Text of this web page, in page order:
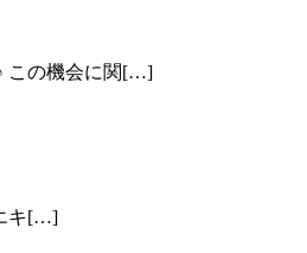
この機会に関[…]
キ[…]